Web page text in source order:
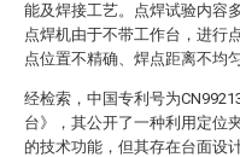
能及焊接工艺。点焊试验内容
点焊机由于不带工作台，进行
点位置不精确、焊点距离不均
经检索，中国专利号为
台》，其公开了一种利用定位
的技术功能，但其存在台面设